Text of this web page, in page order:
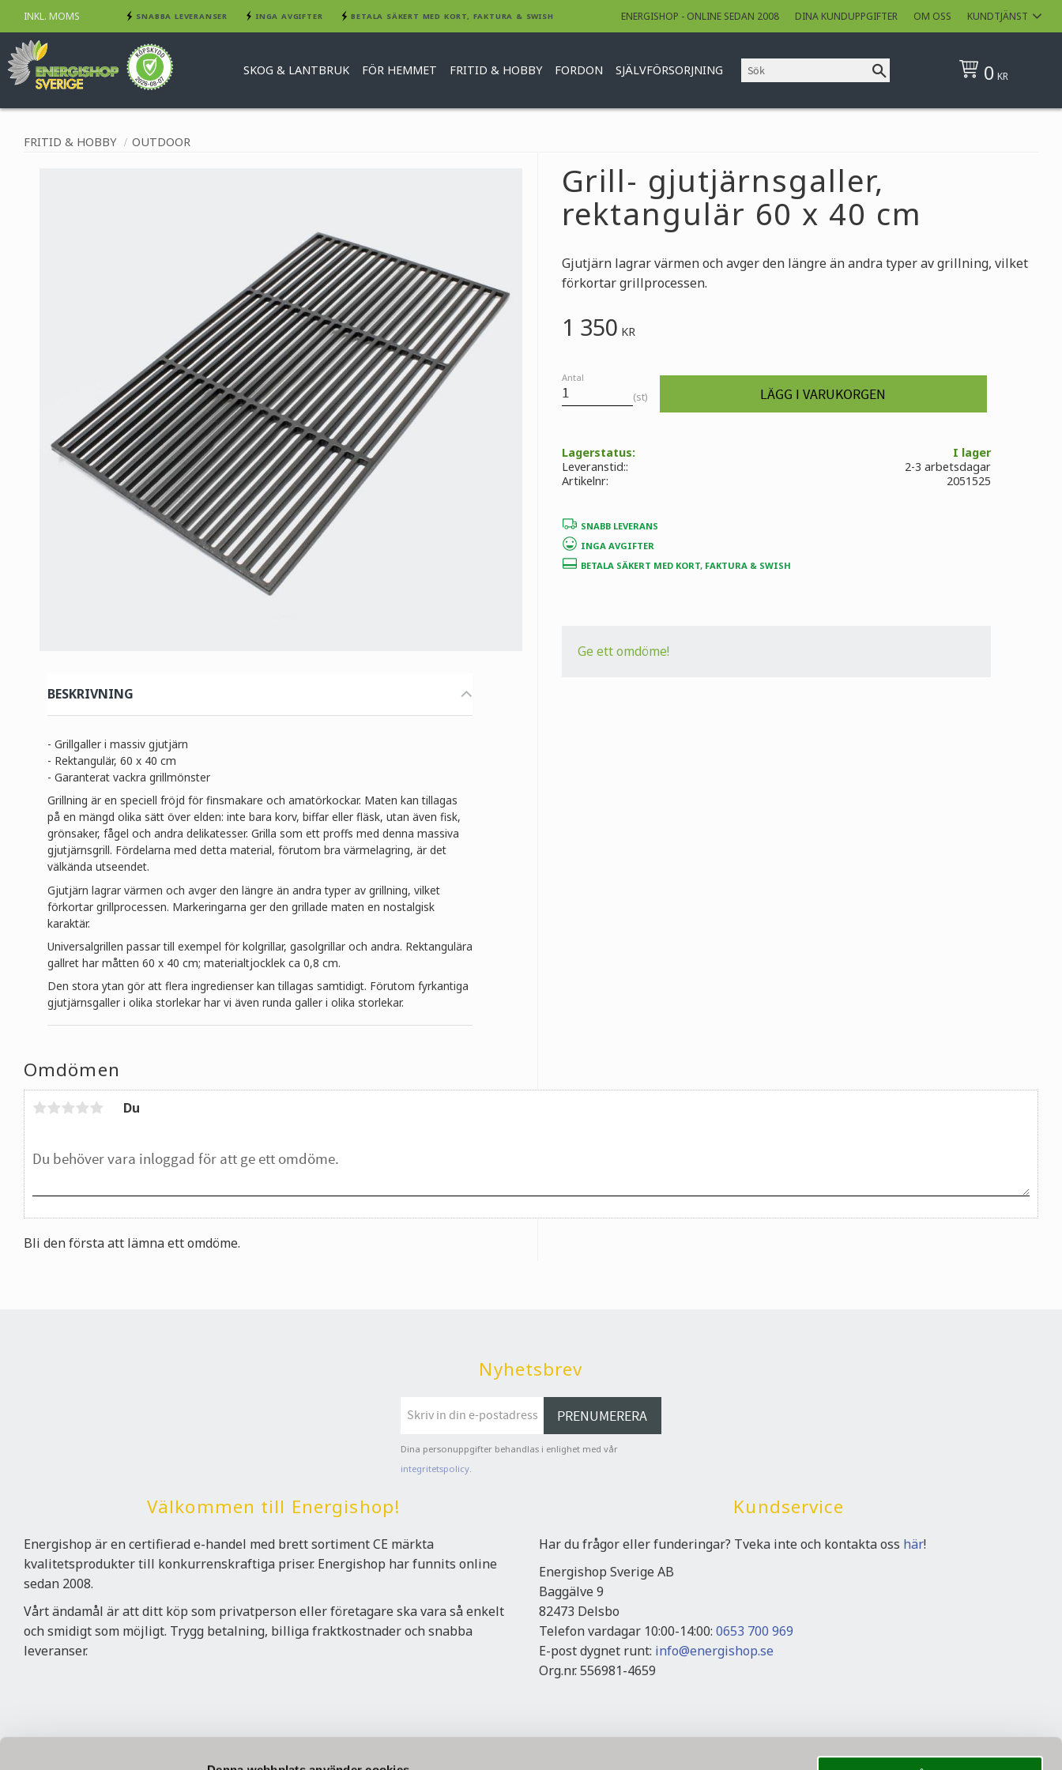
INKL. MOMS SNABBA LEVERANSER INGA AVGIFTER BETALA SÄKERT MED KORT, FAKTURA & SWISH ENERGISHOP - ONLINE SEDAN 2008 DINA KUNDUPPGIFTER OM OSS KUNDTJÄNST
SKOG & LANTBRUK FÖR HEMMET FRITID & HOBBY FORDON SJÄLVFÖRSORJNING 0 KR
FRITID & HOBBY OUTDOOR
Grill- gjutjärnsgaller,
rektangulär 60 x 40 cm
Gjutjärn lagrar värmen och avger den längre än andra typer av grillning, vilket
förkortar grillprocessen.
1 350 KR
Antal
st
Lagerstatus
I lager
Artikelnr
2051525
Leveranstid: 2-3 arbetsdagar
SNABB LEVERANS
INGA AVGIFTER
BETALA SÄKERT MED KORT, FAKTURA & SWISH
Ge ett omdöme!
BESKRIVNING
- Grillgaller i massiv gjutjärn
- Rektangulär, 60 x 40 cm
- Garanterat vackra grillmönster
Grillning är en speciell fröjd för finsmakare och amatörkockar. Maten kan tillagas
på en mängd olika sätt över elden: inte bara korv, biffar eller fläsk, utan även fisk,
grönsaker, fågel och andra delikatesser. Grilla som ett proffs med denna massiva
gjutjärnsgrill. Fördelarna med detta material, förutom bra värmelagring, är det
välkända utseendet.
Gjutjärn lagrar värmen och avger den längre än andra typer av grillning, vilket
förkortar grillprocessen. Markeringarna ger den grillade maten en nostalgisk
karaktär.
Universalgrillen passar till exempel för kolgrillar, gasolgrillar och andra. Rektangulära
gallret har måtten 60 x 40 cm; materialtjocklek ca 0,8 cm.
Den stora ytan gör att flera ingredienser kan tillagas samtidigt. Förutom fyrkantiga
gjutjärnsgaller i olika storlekar har vi även runda galler i olika storlekar.
Omdömen
Du
Bli den första att lämna ett omdöme.
Nyhetsbrev
PRENUMERERA
Dina personuppgifter behandlas i enlighet med vår
integritetspolicy.
Välkommen till Energishop!
Energishop är en certifierad e-handel med brett sortiment CE märkta
kvalitetsprodukter till konkurrenskraftiga priser. Energishop har funnits online
sedan 2008.
Vårt ändamål är att ditt köp som privatperson eller företagare ska vara så enkelt
och smidigt som möjligt. Trygg betalning, billiga fraktkostnader och snabba
leveranser.
Kundservice
Har du frågor eller funderingar? Tveka inte och kontakta oss här!
Energishop Sverige AB
Baggälve 9
82473 Delsbo
Telefon vardagar 10:00-14:00: 0653 700 969
E-post dygnet runt: info@energishop.se
Org.nr. 556981-4659
Betala säkert Frakt med